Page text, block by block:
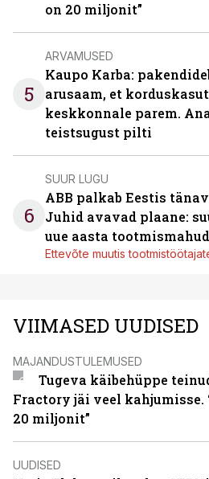
on 20 miljonit”
5
ARVAMUSED
Kaupo Karba:
arusaam, et
keskkonnale parem.
teistsugust pilti
6
SUUR LUGU
ABB palkab Eestis
Juhid avavad plaane:
uue aasta
Ettevõte muutis
VIIMASED UUDISED
MAJANDUSTULEMUSED
Tugeva käibehüppe
Fractory jäi veel kahjumisse.
20 miljonit”
UUDISED